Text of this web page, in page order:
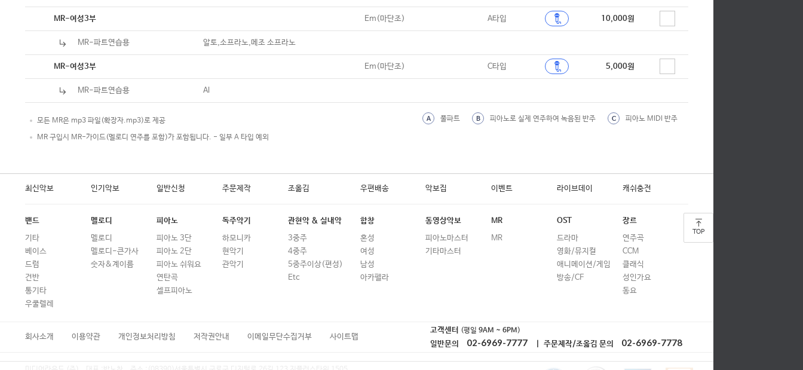
27 합창
29 The Lion Sleeps Tonight
31 This Is Me (위대한 쇼맨) 합창
Way Back Into Love
35 고마워 추억이 되어줘서 (돌담즈) 합창
37 나 언젠간 떠날 거야
38 나성에 가면 합창
39
너에게 난, 나에게 넌 합창
43 달리기 (언젠가는 슬기로울 전공의생활 OST) 합창
MR-여성3부 Em(마단조) A타입 10,000원
MR-파트연습용 알토,소프라노,메조 소프라노
MR-여성3부 Em(마단조) C타입 5,000원
MR-파트연습용 Al
모든 MR은 mp3 파일(확장자.mp3)로 제공
MR 구입시 MR-가이드(멜로디 연주를 포함)가 포함됩니다. - 일부 A 타입 예외
A 풀파트 B 피아노로 실제 연주하여 녹음된 반주 C 피아노 MIDI 반주
최신악보 인기악보 일반신청 주문제작 조옮김 우편배송 악보집 이벤트 라이브데이 캐쉬충전
밴드
기타
베이스
드럼
건반
통기타
우쿨렐레
멜로디
멜로디
멜로디-큰가사
숫자&계이름
피아노
피아노 3단
피아노 2단
피아노 쉬워요
연탄곡
셀프피아노
독주악기
하모니카
현악기
관악기
관현악 & 실내악
3중주
4중주
5중주이상(편성)
Etc
합창
혼성
여성
남성
아카펠라
동영상악보
피아노마스터
기타마스터
MR
MR
OST
드라마
영화/뮤지컬
애니메이션/게임
방송/CF
장르
연주곡
CCM
클래식
성인가요
동요
회사소개 이용약관 개인정보처리방침 저작권안내 이메일무단수집거부 사이트맵
고객센터 (평일 9AM ~ 6PM)
일반문의 02-6969-7777 | 주문제작/조옮김 문의 02-6969-7778
TOP